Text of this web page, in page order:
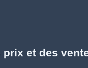
et des